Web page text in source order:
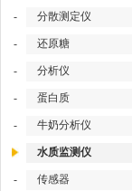
- 分散测定仪
- 还原糖
- 分析仪
- 蛋白质
- 牛奶分析仪
水质监测仪
- 传感器